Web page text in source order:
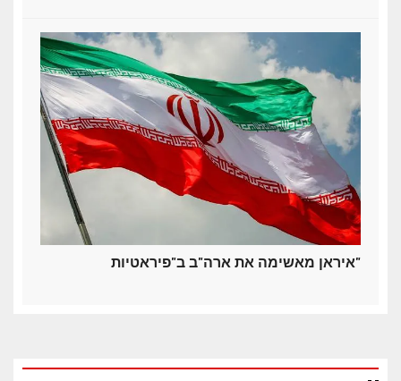
איראן מאשימה את ארה"ב ב"פיראטיות"